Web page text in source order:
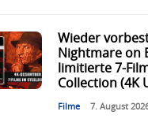
Wieder
Nightmare on
limitierte 7-
Collection (4K
Filme 7. August